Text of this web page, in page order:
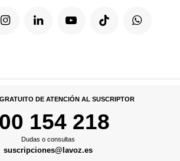
DE ATENCIÓN AL SUSCRIPTOR
154 218
Dudas o consultas
suscripciones@lavoz.es